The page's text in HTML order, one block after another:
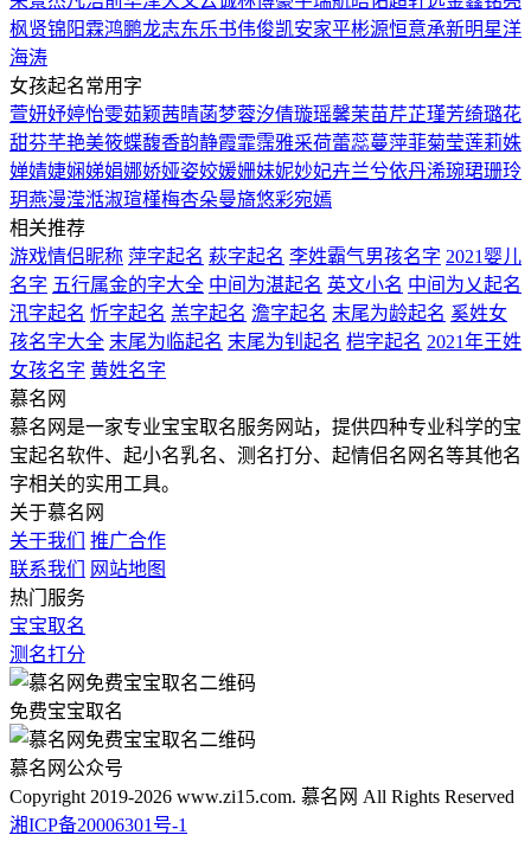
枫贤锦 阳霖鸿鹏龙志东乐书伟俊凯安家平彬源恒意承新明星洋
海涛
女孩起名常用字
萱妍妤婷怡雯茹颖茜晴菡梦蓉汐倩璇瑶馨茉苗芹芷瑾芳绮璐花
甜芬芊艳美筱蝶馥香韵静霞霏霈雅采荷蕾蕊蔓萍菲菊莹莲莉姝
婵婧婕娴娣娟娜娇娅姿姣媛姗妹妮妙妃卉兰兮依丹浠琬珺珊玲
玥燕漫滢湉淑瑄槿梅杏朵曼旖悠彩宛嫣
相关推荐
游戏情侣昵称 萍字起名 萩字起名 李姓霸气男孩名字 2021婴儿
名字 五行属金的字大全 中间为湛起名 英文小名 中间为乂起名
汛字起名 忻字起名 羔字起名 澹字起名 末尾为龄起名 奚姓女
孩名字大全 末尾为临起名 末尾为钊起名 桤字起名 2021年王姓
女孩名字 黄姓名字
慕名网
慕名网是一家专业宝宝取名服务网站，提供四种专业科学的宝
宝起名软件、起小名乳名、测名打分、起情侣名网名等其他名
字相关的实用工具。
关于慕名网
关于我们
推广合作
联系我们
网站地图
热门服务
宝宝取名
测名打分
免费宝宝取名
慕名网公众号
Copyright 2019-2026 www.zi15.com. 慕名网 All Rights Reserved
湘ICP备20006301号-1